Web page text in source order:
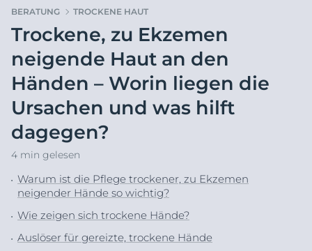
BERATUNG TROCKENE HAUT
Trockene, zu Ekzemen
neigende Haut an den
Händen – Worin liegen die
Ursachen und was hilft
dagegen?
4 min gelesen
Warum ist die Pflege trockener, zu Ekzemen
neigender Hände so wichtig?
Wie zeigen sich trockene Hände?
Auslöser für gereizte, trockene Hände